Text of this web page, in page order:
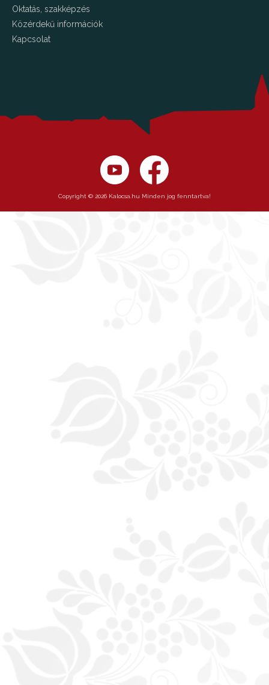
Oktatás, szakképzés
Közérdekű információk
Kapcsolat
Copyright © 2026 Kalocsa.hu Minden jog fenntartva!